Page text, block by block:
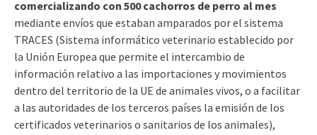
comercializando con 500 cachorros de perro al mes
mediante envíos que estaban amparados por el sistema
TRACES (Sistema informático veterinario establecido por
la Unión Europea que permite el intercambio de
información relativo a las importaciones y movimientos
dentro del territorio de la UE de animales vivos, o a facilitar
a las autoridades de los terceros países la emisión de los
certificados veterinarios o sanitarios de los animales),